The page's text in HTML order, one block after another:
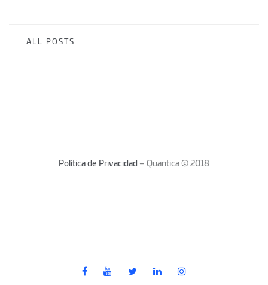
ALL POSTS
Política de Privacidad – Quantica © 2018